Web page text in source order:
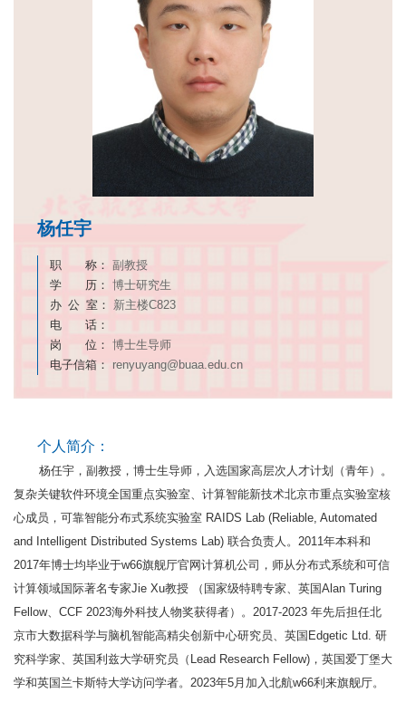
杨任宇
职 称： 副教授
学 历： 博士研究生
办 公 室： 新主楼C823
电 话：
岗 位： 博士生导师
电子信箱： renyuyang@buaa.edu.cn
个人简介：
杨任宇，副教授，博士生导师，入选国家高层次人才计划（青年）。
复杂关键软件环境全国重点实验室、计算智能新技术北京市重点实验室核
心成员，可靠智能分布式系统实验室 RAIDS Lab (Reliable, Automated
and Intelligent Distributed Systems Lab) 联合负责人。2011年本科和
2017年博士均毕业于w66旗舰厅官网计算机公司，师从分布式系统和可信
计算领域国际著名专家Jie Xu教授 （国家级特聘专家、英国Alan Turing
Fellow、CCF 2023海外科技人物奖获得者）。2017-2023 年先后担任北
京市大数据科学与脑机智能高精尖创新中心研究员、英国Edgetic Ltd. 研
究科学家、英国利兹大学研究员（Lead Research Fellow)，英国爱丁堡大
学和英国兰卡斯特大学访问学者。2023年5月加入北航w66利来旗舰厅。